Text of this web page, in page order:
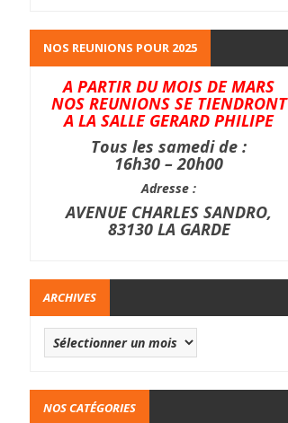
NOS REUNIONS POUR 2025
A PARTIR DU MOIS DE MARS
NOS REUNIONS SE TIENDRONT
A LA SALLE GERARD PHILIPE
Tous les samedi de :
16h30 – 20h00
Adresse :
AVENUE CHARLES SANDRO,
83130 LA GARDE
ARCHIVES
NOS CATÉGORIES